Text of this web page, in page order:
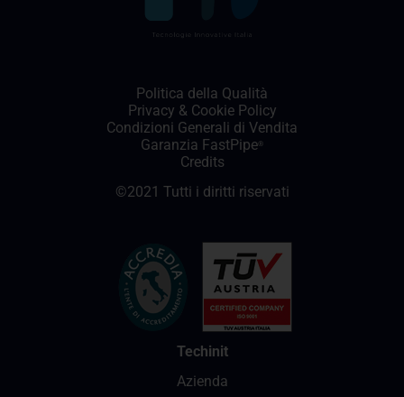
Politica della Qualità
Privacy & Cookie Policy
Condizioni Generali di Vendita
Garanzia FastPipe ®
Credits
©2021 Tutti i diritti riservati
Techinit
Azienda